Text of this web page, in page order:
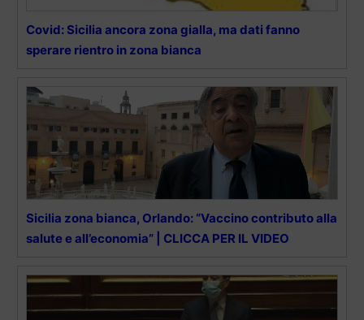
Covid: Sicilia ancora zona gialla, ma dati fanno
sperare rientro in zona bianca
Sicilia zona bianca, Orlando: “Vaccino contributo alla
salute e all’economia” | CLICCA PER IL VIDEO